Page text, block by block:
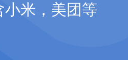
米，美团等